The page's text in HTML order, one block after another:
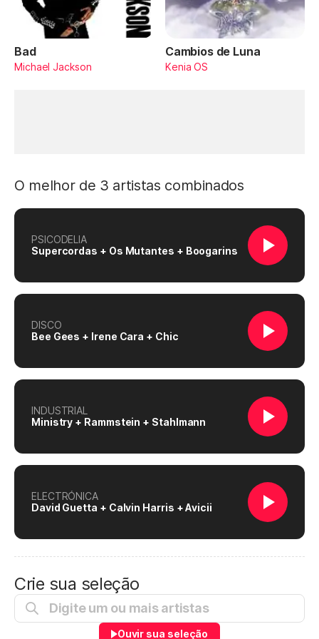
Bad
Michael Jackson
Cambios de Luna
Kenia OS
O melhor de 3 artistas combinados
PSICODELIA
Supercordas + Os Mutantes + Boogarins
DISCO
Bee Gees + Irene Cara + Chic
INDUSTRIAL
Ministry + Rammstein + Stahlmann
ELECTRÓNICA
David Guetta + Calvin Harris + Avicii
Crie sua seleção
Ouvir sua seleção